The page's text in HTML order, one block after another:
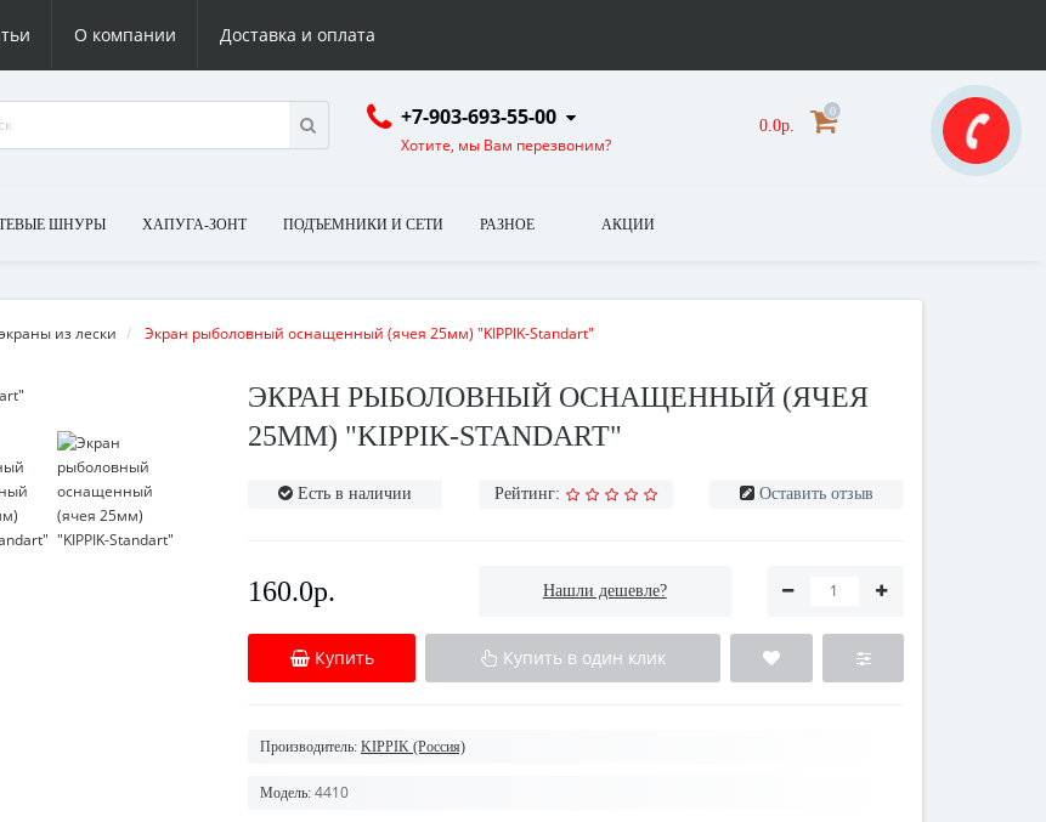
О компании Доставка и оплата
+7-903-693-55-00
Хотите, мы Вам перезвоним?
0.0р.
0
ШНУРЫ ХАПУГА-ЗОНТ ПОДЪЕМНИКИ И СЕТИ РАЗНОЕ АКЦИИ
из лески Экран рыболовный оснащенный (ячея 25мм) "KIPPIK-Standart"
ЭКРАН РЫБОЛОВНЫЙ ОСНАЩЕННЫЙ (ЯЧЕЯ
25ММ) "KIPPIK-STANDART"
Есть в наличии Рейтинг: Оставить отзыв
160.0р. Нашли дешевле?
Купить Купить в один клик
Производитель: KIPPIK (Россия)
Модель: 4410